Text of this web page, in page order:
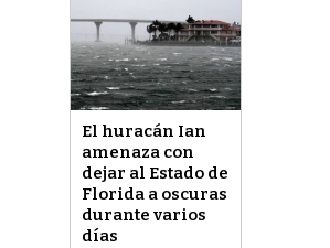
El huracán Ian
amenaza con
dejar al Estado de
Florida a oscuras
durante varios
días